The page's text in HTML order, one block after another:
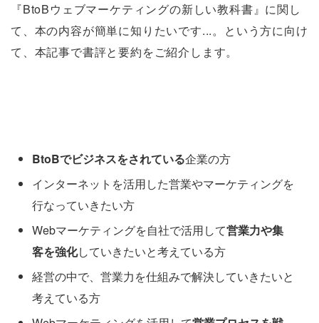
『BtoBウェブマーケティングの新しい教科書』に関し
て、本の内容が簡単に知りたいです...。という方に向け
て、本記事で書評と要約をご紹介します。
BtoBでビジネスをされている企業の方
インターネットを活用した営業やマーケティングを
行なっていきたい方
Webマーケティングを自社で活用して営業力や集
客を強化していきたいと考えている方
経営の中で、営業力を仕組みで解決していきたいと
考えている方